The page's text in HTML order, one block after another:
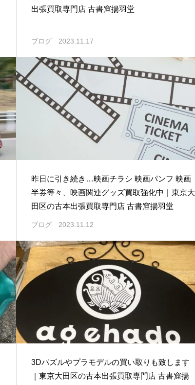
出張買取専門店 古書窟揚羽堂
ブログ 2023.11.17
昨日に引き続き…映画チラシ 映画パンフ 映画
半券等々、映画関連グッズ買取強化中｜東京大
田区の古本出張買取専門店 古書窟揚羽堂
ブログ 2023.11.12
3Dパズルやプラモデルの買い取りも致します
｜東京大田区の古本出張買取専門店 古書窟揚